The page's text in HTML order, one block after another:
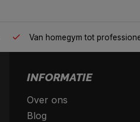
Van homegym tot
INFORMATIE
Over ons
Blog